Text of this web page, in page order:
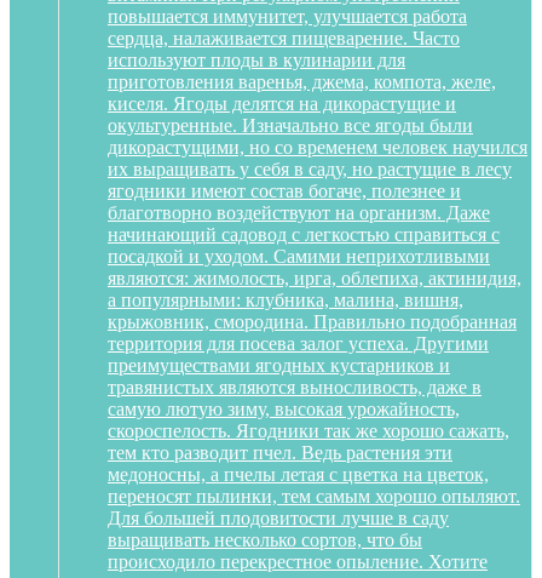
повышается иммунитет, улучшается работа
сердца, налаживается пищеварение. Часто
используют плоды в кулинарии для
приготовления варенья, джема, компота, желе,
киселя. Ягоды делятся на дикорастущие и
окультуренные. Изначально все ягоды были
дикорастущими, но со временем человек научился
их выращивать у себя в саду, но растущие в лесу
ягодники имеют состав богаче, полезнее и
благотворно воздействуют на организм. Даже
начинающий садовод с легкостью справиться с
посадкой и уходом. Самими неприхотливыми
являются: жимолость, ирга, облепиха, актинидия,
а популярными: клубника, малина, вишня,
крыжовник, смородина. Правильно подобранная
территория для посева залог успеха. Другими
преимуществами ягодных кустарников и
травянистых являются выносливость, даже в
самую лютую зиму, высокая урожайность,
скороспелость. Ягодники так же хорошо сажать,
тем кто разводит пчел. Ведь растения эти
медоносны, а пчелы летая с цветка на цветок,
переносят пылинки, тем самым хорошо опыляют.
Для большей плодовитости лучше в саду
выращивать несколько сортов, что бы
происходило перекрестное опыление. Хотите